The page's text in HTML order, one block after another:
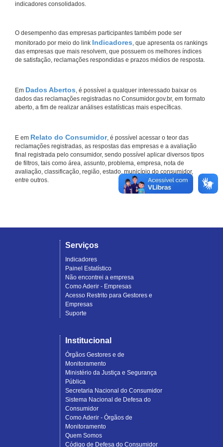
indicadores consolidados.
O desempenho das empresas participantes também pode ser
monitorado por meio do link Indicadores, que apresenta os rankings
das empresas que mais resolvem, que possuem os melhores índices
de satisfação, reclamações respondidas e prazos médios de resposta.
Em Dados Abertos, é possível a qualquer interessado baixar os
dados das reclamações registradas no Consumidor.gov.br, em formato
aberto, a fim de realizar análises estatísticas mais específicas.
E em Relato do Consumidor, é possível acessar o teor das
reclamações registradas, as respostas das empresas e a avaliação
final registrada pelo consumidor, sendo possível aplicar diversos tipos
de filtros, tais como área, assunto, problema, empresa, nota de
avaliação, classificação, região, estado, município do consumidor,
entre outros.
Serviços
Indicadores
Painel Estatístico
Não encontrei a empresa
Como Aderir - Empresas
Acesso Restrito para Gestores e
Empresas
Suporte
Institucional
Órgãos Gestores e de
Monitoramento
Ministério da Justiça e Segurança
Pública
Secretaria Nacional do Consumidor
Sistema Nacional de Defesa do
Consumidor
Como Aderir - Órgãos de
Monitoramento
Quem Somos
Código de Defesa do Consumidor